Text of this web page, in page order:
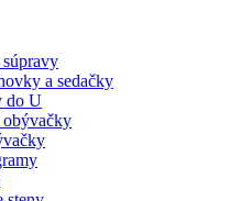
súpravy
a sedačky
do U
obývačky